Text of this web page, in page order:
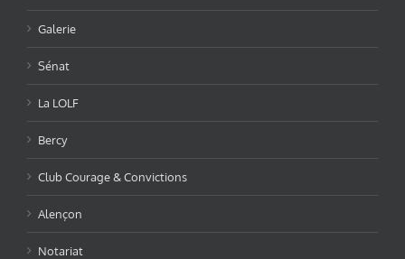
Galerie
Sénat
La LOLF
Bercy
Club Courage & Convictions
Alençon
Notariat